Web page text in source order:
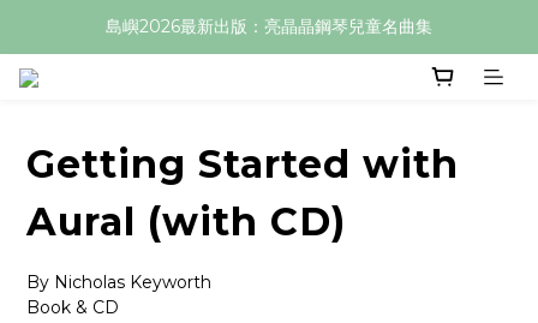
島嶼2026最新出版：亮晶晶鋼琴兒童名曲集
Getting Started with
Aural (with CD)
By Nicholas Keyworth
Book & CD